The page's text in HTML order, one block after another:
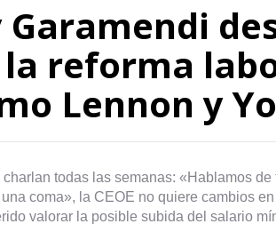
Garamendi
reforma
Lennon y
todas las semanas: «Hablamos de
coma», la CEOE no quiere cambios
valorar la posible subida del salario